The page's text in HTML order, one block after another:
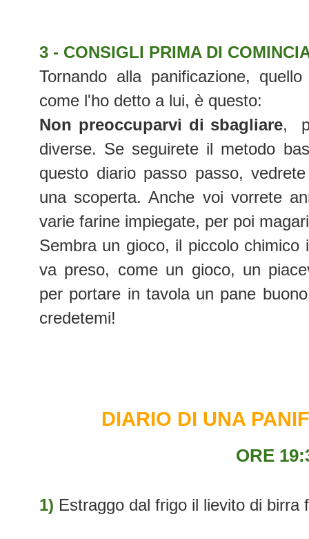
3 - CONSIGLI PRIMA DI
Tornando alla panificazione,
come l'ho detto a lui, è questo:
Non preoccuparvi di sbagliare,
diverse. Se seguirete il metodo
questo diario passo passo,
una scoperta. Anche voi vorrete
varie farine impiegate, per poi
Sembra un gioco, il piccolo
va preso, come un gioco, un
per portare in tavola un pane
credetemi!
DIARIO DI UNA
ORE
1) Estraggo dal frigo il lievito di birra